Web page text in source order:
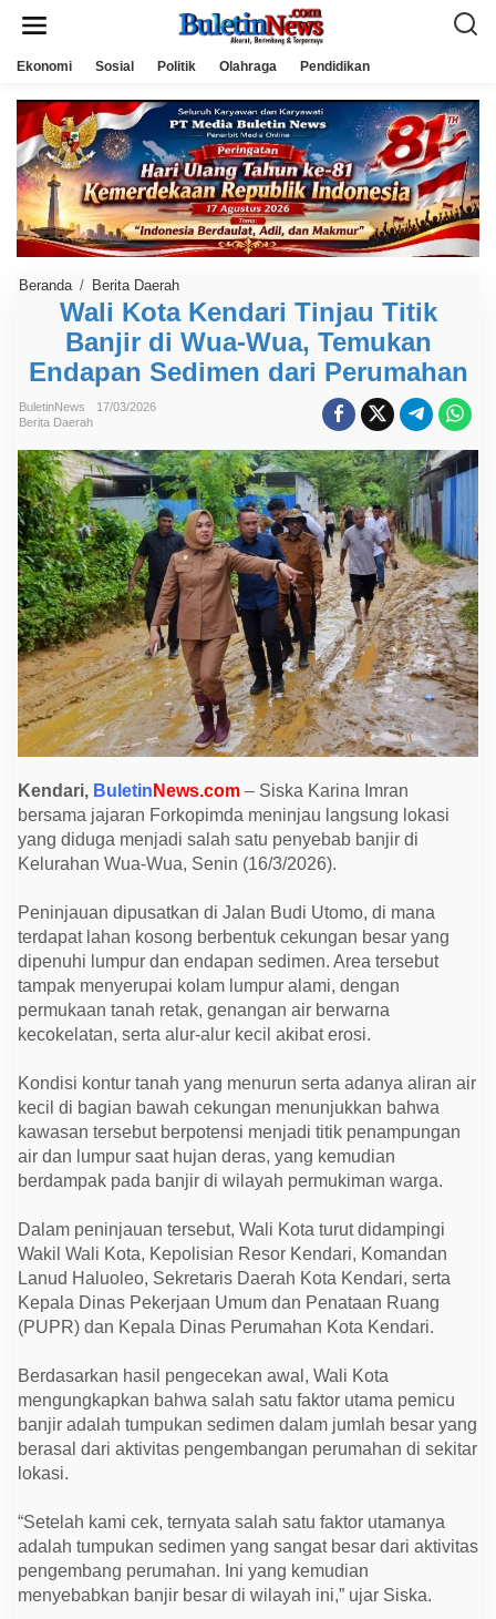
Ekonomi Sosial Politik Olahraga Pendidikan
Beranda / Berita Daerah
l
i
K
o
t
n
d
a
r
i
T
i
n
j
a
i
t
i
k
B
a
n
i
r
d
i
W
u
W
u
a
T
m
u
n
E
n
d
a
p
a
e
d
m
e
d
i
P
r
u
a
n
Wali Kota Kendari Tinjau Titik
Banjir di Wua-Wua, Temukan
Endapan Sedimen dari Perumahan
BuletinNews
17/03/2026
Berita Daerah
Kendari, Buletin News.com – Siska Karina Imran
bersama jajaran Forkopimda meninjau langsung lokasi
yang diduga menjadi salah satu penyebab banjir di
Kelurahan Wua-Wua, Senin (16/3/2026).
Peninjauan dipusatkan di Jalan Budi Utomo, di mana
terdapat lahan kosong berbentuk cekungan besar yang
dipenuhi lumpur dan endapan sedimen. Area tersebut
tampak menyerupai kolam lumpur alami, dengan
permukaan tanah retak, genangan air berwarna
kecokelatan, serta alur-alur kecil akibat erosi.
Kondisi kontur tanah yang menurun serta adanya aliran air
kecil di bagian bawah cekungan menunjukkan bahwa
kawasan tersebut berpotensi menjadi titik penampungan
air dan lumpur saat hujan deras, yang kemudian
berdampak pada banjir di wilayah permukiman warga.
Dalam peninjauan tersebut, Wali Kota turut didampingi
Wakil Wali Kota, Kepolisian Resor Kendari, Komandan
Lanud Haluoleo, Sekretaris Daerah Kota Kendari, serta
Kepala Dinas Pekerjaan Umum dan Penataan Ruang
(PUPR) dan Kepala Dinas Perumahan Kota Kendari.
Berdasarkan hasil pengecekan awal, Wali Kota
mengungkapkan bahwa salah satu faktor utama pemicu
banjir adalah tumpukan sedimen dalam jumlah besar yang
berasal dari aktivitas pengembangan perumahan di sekitar
lokasi.
“Setelah kami cek, ternyata salah satu faktor utamanya
adalah tumpukan sedimen yang sangat besar dari aktivitas
pengembang perumahan. Ini yang kemudian
menyebabkan banjir besar di wilayah ini,” ujar Siska.